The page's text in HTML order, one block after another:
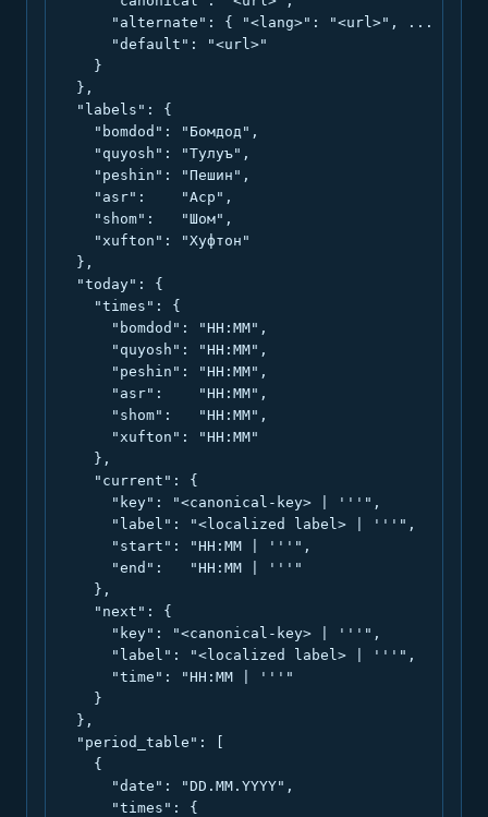
      "alternate": { "<lang>": "<url>", ... },
      "default": "<url>"
    }
  },
  "labels": {
    "bomdod": "Бомдод",
    "quyosh": "Тулуъ",
    "peshin": "Пешин",
    "asr":    "Аср",
    "shom":   "Шом",
    "xufton": "Хуфтон"
  },
  "today": {
    "times": {
      "bomdod": "HH:MM",
      "quyosh": "HH:MM",
      "peshin": "HH:MM",
      "asr":    "HH:MM",
      "shom":   "HH:MM",
      "xufton": "HH:MM"
    },
    "current": {
      "key": "<canonical-key> | '''",
      "label": "<localized label> | '''",
      "start": "HH:MM | '''",
      "end":   "HH:MM | '''"
    },
    "next": {
      "key": "<canonical-key> | '''",
      "label": "<localized label> | '''",
      "time": "HH:MM | '''"
    }
  },
  "period_table": [
    {
      "date": "DD.MM.YYYY",
      "times": {